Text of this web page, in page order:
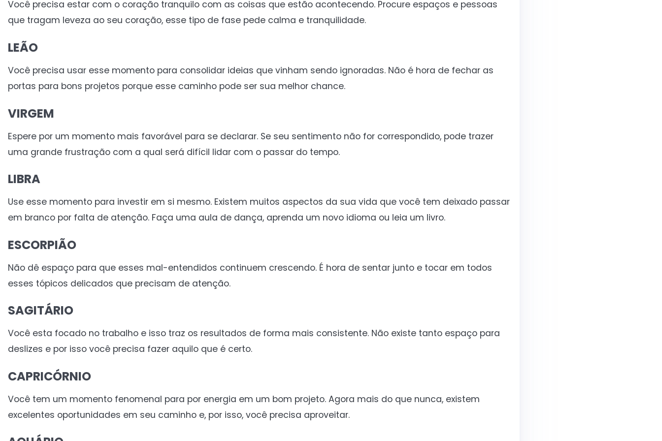
Você precisa estar com o coração tranquilo com as coisas que estão acontecendo. Procure espaços e pessoas
que tragam leveza ao seu coração, esse tipo de fase pede calma e tranquilidade.
LEÃO
Você precisa usar esse momento para consolidar ideias que vinham sendo ignoradas. Não é hora de fechar as
portas para bons projetos porque esse caminho pode ser sua melhor chance.
VIRGEM
Espere por um momento mais favorável para se declarar. Se seu sentimento não for correspondido, pode trazer
uma grande frustração com a qual será difícil lidar com o passar do tempo.
LIBRA
Use esse momento para investir em si mesmo. Existem muitos aspectos da sua vida que você tem deixado passar
em branco por falta de atenção. Faça uma aula de dança, aprenda um novo idioma ou leia um livro.
ESCORPIÃO
Não dê espaço para que esses mal-entendidos continuem crescendo. É hora de sentar junto e tocar em todos
esses tópicos delicados que precisam de atenção.
SAGITÁRIO
Você esta focado no trabalho e isso traz os resultados de forma mais consistente. Não existe tanto espaço para
deslizes e por isso você precisa fazer aquilo que é certo.
CAPRICÓRNIO
Você tem um momento fenomenal para por energia em um bom projeto. Agora mais do que nunca, existem
excelentes oportunidades em seu caminho e, por isso, você precisa aproveitar.